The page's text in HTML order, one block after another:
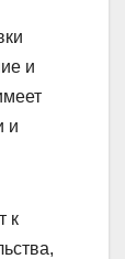
и
и
к